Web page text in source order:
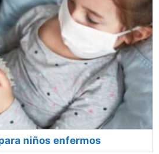
niños enfermos